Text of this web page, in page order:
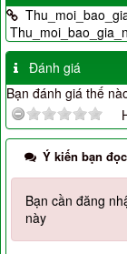
Đánh giá
Bạn đánh giá thế
Ý kiến bạn đọc
Bạn cần đăng
này